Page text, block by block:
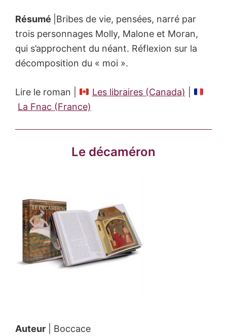
Résumé |Bribes de vie, pensées, narré par
trois personnages Molly, Malone et Moran,
qui s’approchent du néant. Réflexion sur la
décomposition du « moi ».
Lire le roman | Les libraires (Canada)
La Fnac (France)
Le décaméron
Auteur | Boccace